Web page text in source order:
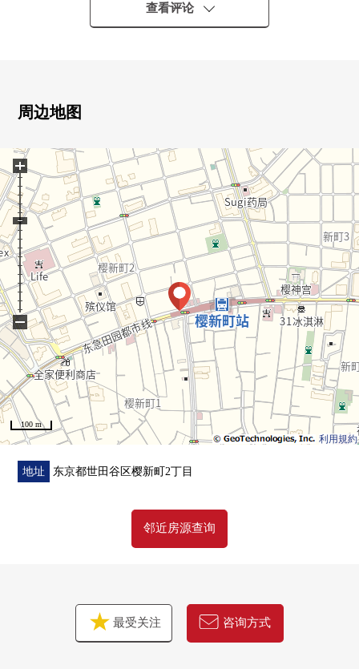
0akimebiusu株式会社监修的宅邸设计
0像酒店，并且设计注重隐私的里面的走廊
○ 东急田园都市线"樱新町"车站步行1分钟
○ 东急田园都市线"用贺"车站步行14分钟
○ JR山手线"目黑"车站公共汽车51分"樱新町站前"停歩1
分
■要点・・・
○ 实际使用面积55.73平米(墙芯)的2LDK+WIC
○ 关于北、东的采光房，通风良好
○ 最大天花板高度约2.4m的客厅
○ 西式房间(约4.0张塌塌米)采用沃尔门
因为展开所以和客餐厅成为一体，能利用
○ 有地板暖气(客餐厅部分)
○ 1具净水器型栓、餐具冲洗烘干机、垃圾处理器的
开放式厨房
○ 有喷雾桑拿浴、浴室烘干机的浴室
查看评论
周边地图
利用規約
100 m
+
−
地址 东京都世田谷区樱新町2丁目
邻近房源查询
最受关注 咨询方式